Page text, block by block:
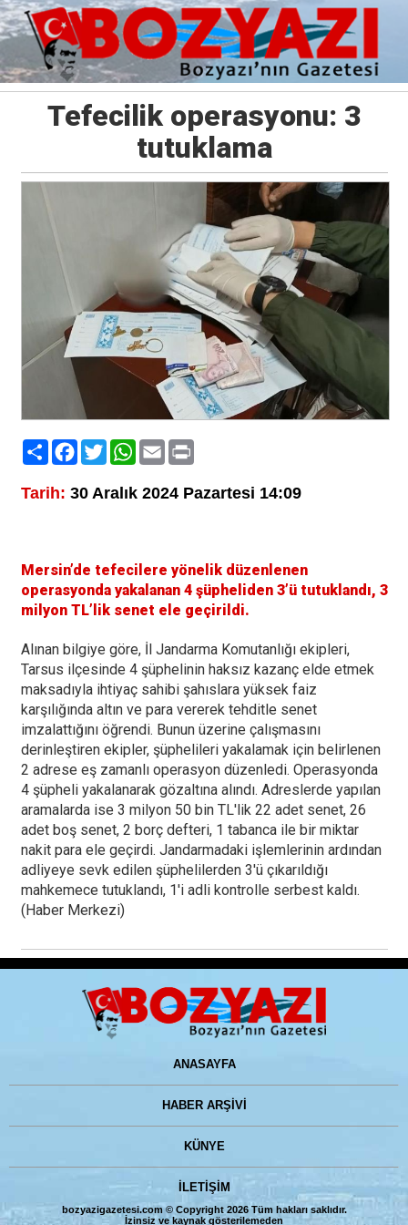
Tefecilik operasyonu: 3
tutuklama
PaylaşFacebook
TwitterWhatsApp
EmailPrint
Tarih: 30 Aralık 2024 Pazartesi 14:09
Mersin’de tefecilere yönelik düzenlenen
operasyonda yakalanan 4 şüpheliden 3’ü tutuklandı, 3
milyon TL’lik senet ele geçirildi.
Alınan bilgiye göre, İl Jandarma Komutanlığı ekipleri,
Tarsus ilçesinde 4 şüphelinin haksız kazanç elde etmek
maksadıyla ihtiyaç sahibi şahıslara yüksek faiz
karşılığında altın ve para vererek tehditle senet
imzalattığını öğrendi. Bunun üzerine çalışmasını
derinleştiren ekipler, şüphelileri yakalamak için belirlenen
2 adrese eş zamanlı operasyon düzenledi. Operasyonda
4 şüpheli yakalanarak gözaltına alındı. Adreslerde yapılan
aramalarda ise 3 milyon 50 bin TL'lik 22 adet senet, 26
adet boş senet, 2 borç defteri, 1 tabanca ile bir miktar
nakit para ele geçirdi. Jandarmadaki işlemlerinin ardından
adliyeye sevk edilen şüphelilerden 3'ü çıkarıldığı
mahkemece tutuklandı, 1'i adli kontrolle serbest kaldı.
(Haber Merkezi)
ANASAYFA
HABER ARŞİVİ
KÜNYE
İLETİŞİM
bozyazigazetesi.com © Copyright 2026 Tüm hakları saklıdır.
İzinsiz ve kaynak gösterilemeden